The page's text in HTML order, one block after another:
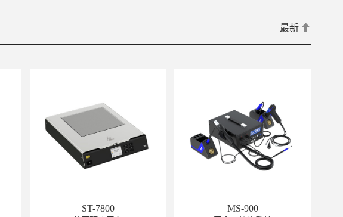
GT-6090
最新
ST-7800 MS-900